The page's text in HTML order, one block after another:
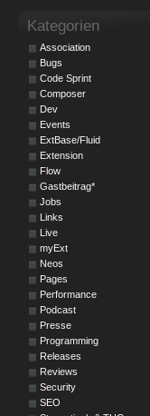
Kategorien
Association
Bugs
Code Sprint
Composer
Dev
Events
ExtBase/Fluid
Extension
Flow
Gastbeitrag*
Jobs
Links
Live
myExt
Neos
Pages
Performance
Podcast
Presse
Programming
Releases
Reviews
Security
SEO